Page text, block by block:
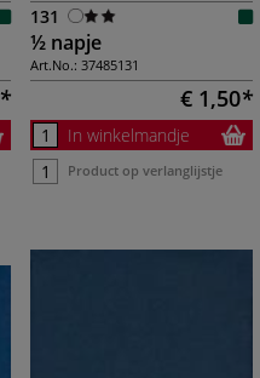
131
½ napje
Art.No.: 37485131
€ 1,50
In winkelmandje
Product op verlanglijstje